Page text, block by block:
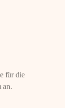
für die
an.